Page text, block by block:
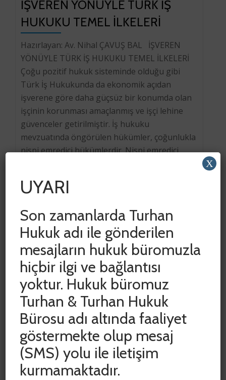
İŞVEREN YÖNÜYLE TÜRK İŞ
HUKUKU TEMEL İLKELERİ
Hazırlayan: Av. Nihal ÇAVUŞ BAL İŞVEREN
YÖNÜYLE TÜRK İŞ HUKUKU TEMEL İLKELERİ
Çoğu pozitif hukuk sisteminde olduğu gibi
Türk İş Hukukunda da ekonomik açıdan
işverene göre daha güçsüz bir konumda olan
işçinin korunması amaçlanmış ve işçi lehine
güvenceler getirilmiştir. İş hukuku
mevzuatında öngörülen hükümler, çoğunlukla
nispi emredici hükümlerdir. Nispi emredici
SON YAZILAR
ADLİ VE İDARİ YARGIDA HAK KAYIPLARININ
ÖNLENMESİ AMACIYLA DURDURULAN SÜRELER
CUMHURBAŞKANI KARARIYLA 15 HAZİRAN 2020
TARİHİNE KADAR UZATILDI
COVID-19 SALGINININ İŞYERİ KİRA
SÖZLEŞMELERİNE ETKİSİNİN
DEĞERLENDİRİLMESİ
UYARI
Son zamanlarda Turhan
Hukuk adı ile gönderilen
mesajların hukuk büromuzla
hiçbir ilgi ve bağlantısı
yoktur. Hukuk büromuz
Turhan & Turhan Hukuk
Bürosu adı altında faaliyet
göstermekte olup mesaj
(SMS) yolu ile iletişim
kurmamaktadır.
X